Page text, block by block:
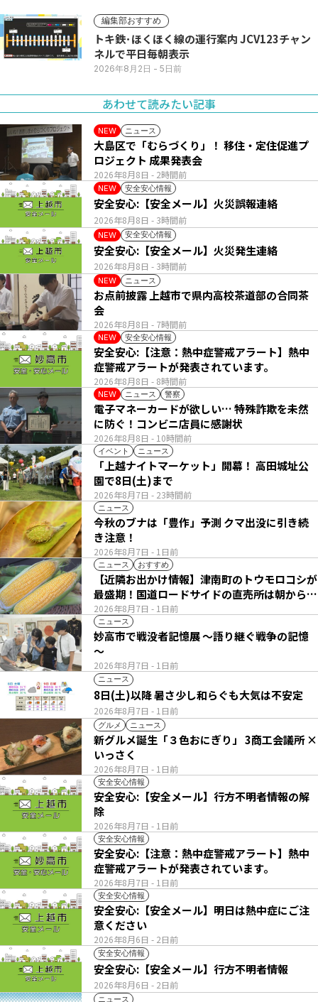
編集部おすすめ
トキ鉄･ほくほく線の運行案内 JCV123チャン
ネルで平日毎朝表示
2026年8月2日 - 5日前
あわせて読みたい記事
NEW ニュース
2026年8月8日 - 2時間前
大島区で「むらづくり」！ 移住・定住促進プ
ロジェクト 成果発表会
NEW 安全安心情報
2026年8月8日 - 3時間前
安全安心:【安全メール】火災誤報連絡
NEW 安全安心情報
2026年8月8日 - 3時間前
安全安心:【安全メール】火災発生連絡
NEW ニュース
2026年8月8日 - 7時間前
お点前披露 上越市で県内高校茶道部の合同茶
会
NEW 安全安心情報
2026年8月8日 - 8時間前
安全安心:【注意：熱中症警戒アラート】熱中
症警戒アラートが発表されています。
NEW ニュース 警察
2026年8月8日 - 10時間前
電子マネーカードが欲しい… 特殊詐欺を未然
に防ぐ！コンビニ店員に感謝状
イベント ニュース
2026年8月7日 - 23時間前
「上越ナイトマーケット」開幕！ 高田城址公
園で8日(土)まで
ニュース
2026年8月7日 - 1日前
今秋のブナは「豊作」予測 クマ出没に引き続
き注意！
ニュース おすすめ
2026年8月7日 - 1日前
【近隣お出かけ情報】津南町のトウモロコシが
最盛期！国道ロードサイドの直売所は朝から長
い列
ニュース
2026年8月7日 - 1日前
妙高市で戦没者記憶展 ～語り継ぐ戦争の記憶
～
ニュース
2026年8月7日 - 1日前
8日(土)以降 暑さ少し和らぐも大気は不安定
グルメ ニュース
2026年8月7日 - 1日前
新グルメ誕生「３色おにぎり」 3商工会議所 ×
いっさく
安全安心情報
2026年8月7日 - 1日前
安全安心:【安全メール】行方不明者情報の解
除
安全安心情報
2026年8月7日 - 1日前
安全安心:【注意：熱中症警戒アラート】熱中
症警戒アラートが発表されています。
安全安心情報
2026年8月6日 - 2日前
安全安心:【安全メール】明日は熱中症にご注
意ください
安全安心情報
2026年8月6日 - 2日前
安全安心:【安全メール】行方不明者情報
ニュース